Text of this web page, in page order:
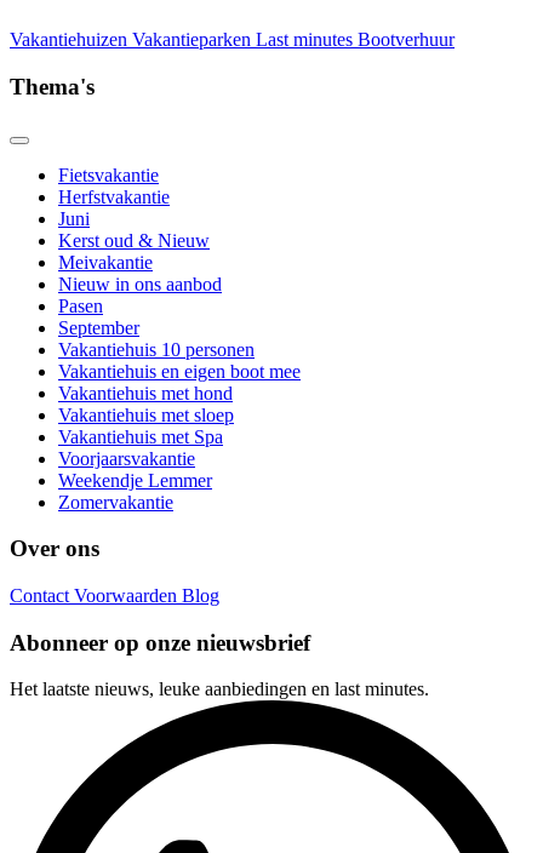
Vakantiehuizen Vakantieparken Last minutes Bootverhuur
Thema's
Fietsvakantie
Herfstvakantie
Juni
Kerst oud & Nieuw
Meivakantie
Nieuw in ons aanbod
Pasen
September
Vakantiehuis 10 personen
Vakantiehuis en eigen boot mee
Vakantiehuis met hond
Vakantiehuis met sloep
Vakantiehuis met Spa
Voorjaarsvakantie
Weekendje Lemmer
Zomervakantie
Over ons
Contact Voorwaarden Blog
Abonneer op onze nieuwsbrief
Het laatste nieuws, leuke aanbiedingen en last minutes.